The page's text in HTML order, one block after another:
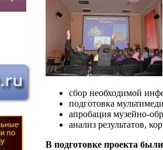
сбор необходимой
подготовка
апробация музейно-
анализ результатов,
В подготовке проекта